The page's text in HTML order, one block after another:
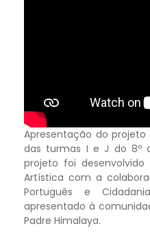
Apresentação do projeto
das turmas I e J do 8º
projeto foi
Artística com a
Português e
apresentado à
Padre Himalaya.